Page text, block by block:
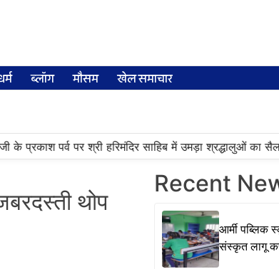
ब्लॉग मौसम खेल समाचार
के प्रकाश पर्व पर श्री हरिमंदिर साहिब में उमड़ा श्रद्धालुओं का सैलाब
थोप
Recent
आर्मी पब्लिक
संस्कृत लागू